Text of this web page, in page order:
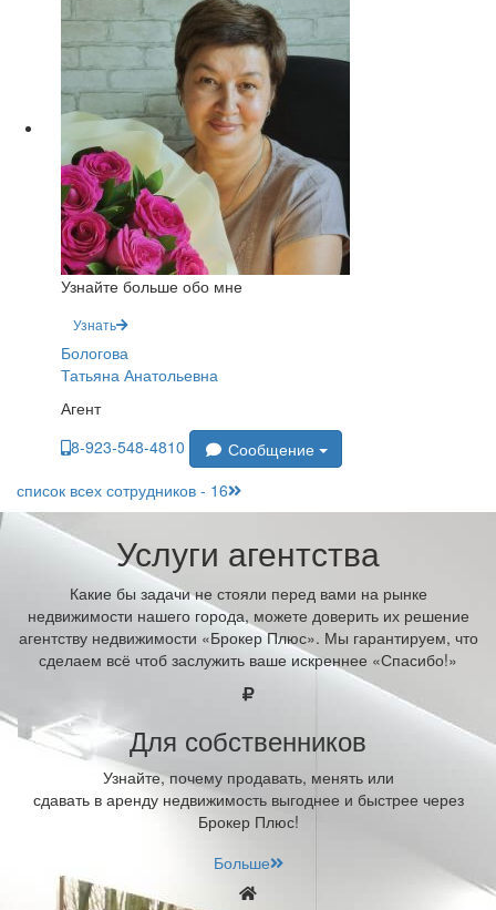
Узнайте больше обо мне
Узнать
Бологова
Татьяна Анатольевна
Агент
8-923-548-4810
Сообщение
список всех сотрудников - 16
Услуги агентства
Какие бы задачи не стояли перед вами на рынке
недвижимости нашего города, можете доверить их решение
агентству недвижимости «Брокер Плюс». Мы гарантируем, что
сделаем всё чтоб заслужить ваше искреннее «Спасибо!»
Для собственников
Узнайте, почему продавать, менять или
сдавать в аренду недвижимость выгоднее и быстрее через
Брокер Плюс!
Больше